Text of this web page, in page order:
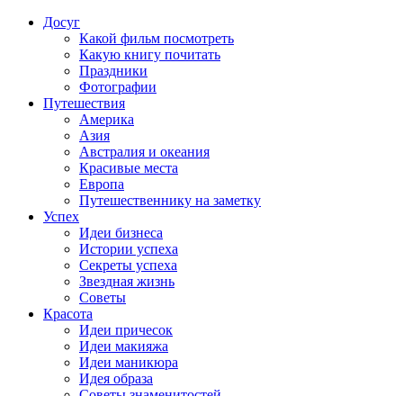
Досуг
Какой фильм посмотреть
Какую книгу почитать
Праздники
Фотографии
Путешествия
Америка
Азия
Австралия и океания
Красивые места
Европа
Путешественнику на заметку
Успех
Идеи бизнеса
Истории успеха
Секреты успеха
Звездная жизнь
Советы
Красота
Идеи причесок
Идеи макияжа
Идеи маникюра
Идея образа